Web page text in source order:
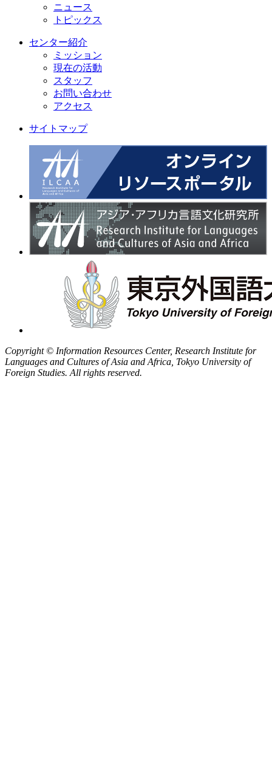
ニュース
トピックス
センター紹介
ミッション
現在の活動
スタッフ
お問い合わせ
アクセス
サイトマップ
Copyright © Information Resources Center, Research Institute for
Languages and Cultures of Asia and Africa, Tokyo University of
Foreign Studies. All rights reserved.